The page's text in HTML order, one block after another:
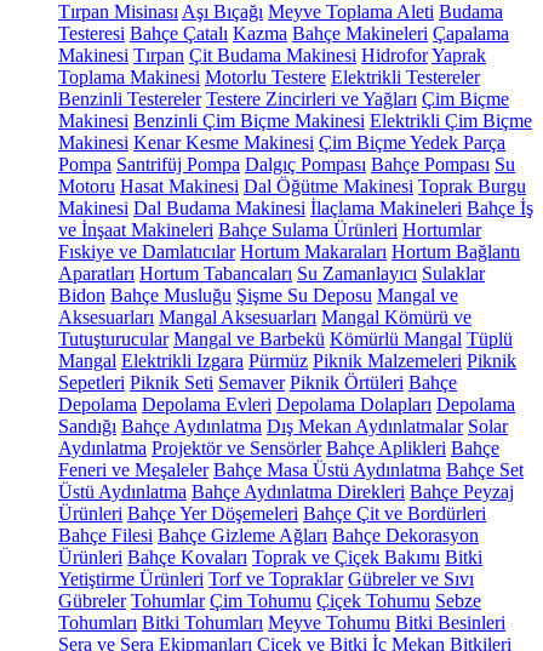
Tırpan Misinası Aşı Bıçağı Meyve Toplama Aleti Budama
Testeresi Bahçe Çatalı Kazma Bahçe Makineleri Çapalama
Makinesi Tırpan Çit Budama Makinesi HidroforYaprak
Toplama Makinesi Motorlu Testere Elektrikli Testereler
Benzinli Testereler Testere Zincirleri ve Yağları Çim Biçme
Makinesi Benzinli Çim Biçme Makinesi Elektrikli Çim Biçme
Makinesi Kenar Kesme Makinesi Çim Biçme Yedek Parça
Pompa Santrifüj Pompa Dalgıç Pompası Bahçe Pompası Su
Motoru Hasat Makinesi Dal Öğütme Makinesi Toprak Burgu
Makinesi Dal Budama Makinesi İlaçlama Makineleri Bahçe İş
ve İnşaat Makineleri Bahçe Sulama Ürünleri Hortumlar
Fıskiye ve Damlatıcılar Hortum Makaraları Hortum Bağlantı
Aparatları Hortum Tabancaları Su Zamanlayıcı Sulaklar
Bidon Bahçe Musluğu Şişme Su Deposu Mangal ve
Aksesuarları Mangal Aksesuarları Mangal Kömürü ve
Tutuşturucular Mangal ve Barbekü Kömürlü Mangal Tüplü
Mangal Elektrikli Izgara Pürmüz Piknik Malzemeleri Piknik
Sepetleri Piknik Seti Semaver Piknik Örtüleri Bahçe
Depolama Depolama Evleri Depolama Dolapları Depolama
Sandığı Bahçe Aydınlatma Dış Mekan Aydınlatmalar Solar
Aydınlatma Projektör ve Sensörler Bahçe Aplikleri Bahçe
Feneri ve Meşaleler Bahçe Masa Üstü Aydınlatma Bahçe Set
Üstü Aydınlatma Bahçe Aydınlatma Direkleri Bahçe Peyzaj
Ürünleri Bahçe Yer Döşemeleri Bahçe Çit ve Bordürleri
Bahçe Filesi Bahçe Gizleme Ağları Bahçe Dekorasyon
Ürünleri Bahçe Kovaları Toprak ve Çiçek Bakımı Bitki
Yetiştirme Ürünleri Torf ve Topraklar Gübreler ve Sıvı
Gübreler Tohumlar Çim Tohumu Çiçek Tohumu Sebze
Tohumları Bitki Tohumları Meyve Tohumu Bitki Besinleri
Sera ve Sera Ekipmanları Çiçek ve Bitki İç Mekan Bitkileri